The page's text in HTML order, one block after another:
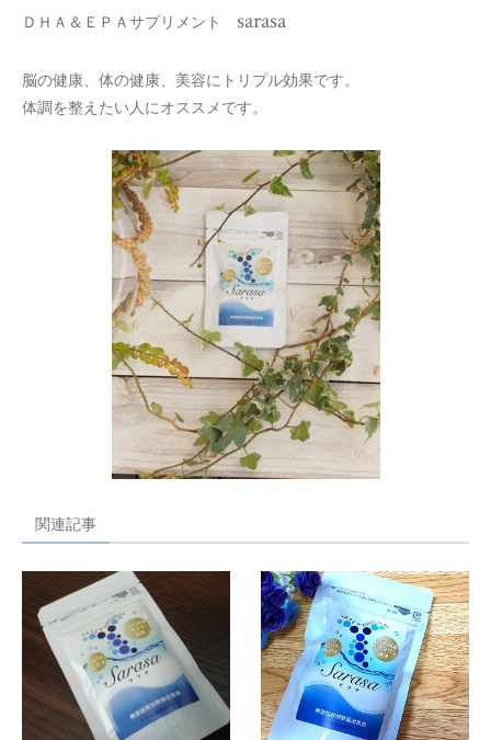
ＤＨＡ＆ＥＰＡサプリメント sarasa
脳の健康、体の健康、美容にトリプル効果です。
体調を整えたい人にオススメです。
関連記事